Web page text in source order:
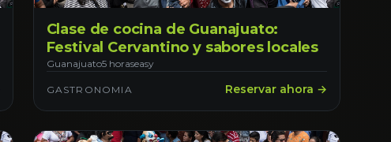
Clase de cocina de Guanajuato:
Festival Cervantino y sabores locales
Guanajuato5 horaseasy
GASTRONOMIA Reservar ahora →